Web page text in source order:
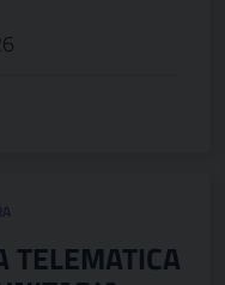
TELEMATICA